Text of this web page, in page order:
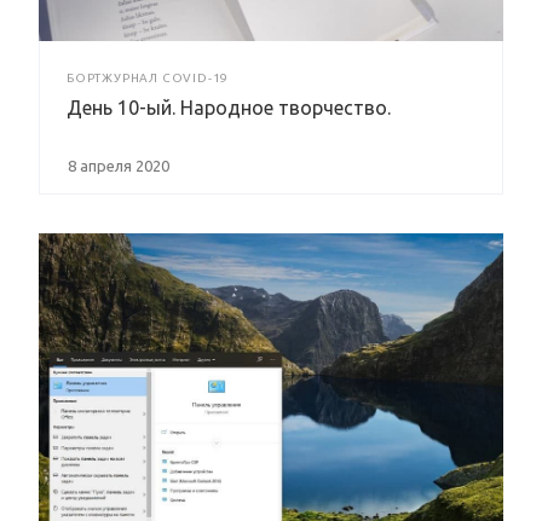
БОРТЖУРНАЛ COVID-19
День 10-ый. Народное творчество.
8 апреля 2020